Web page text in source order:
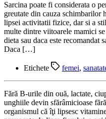
Sarcina poate fi considerata o
greutate din cauza schimbarilor
lipsei activitatii fizice, dar si a
multe dintre viitoarele mamici
dieta sau daca este
Daca […]
Etichete femei,
Fără B-urile din ouă, lactate,
unghiile devin sfărâmicioase
organismul că îţi lipsesc